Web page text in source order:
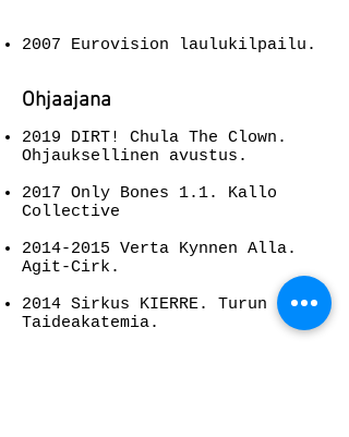
2007 Eurovision laulukilpailu.
Ohjaajana
2019 DIRT! Chula The Clown.
Ohjauksellinen avustus.
2017 Only Bones 1.1. Kallo
Collective
2014-2015 Verta Kynnen Alla.
Agit-Cirk.
2014 Sirkus KIERRE. Turun
Taideakatemia.